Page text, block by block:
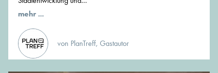
mehr ...
von PlanTreff, Gastautor